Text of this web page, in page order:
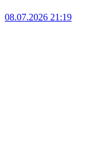
08.07.2026 21:19